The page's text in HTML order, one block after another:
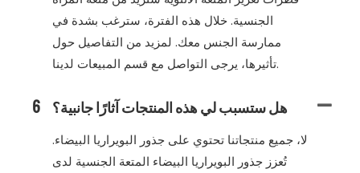
الجنسية. خلال هذه الفترة، سترغب بشدة في
ممارسة الجنس معك. لمزيد من التفاصيل حول
تأثيرها، يرجى التواصل مع قسم المبيعات لدينا.
6 هل ستسبب لي هذه المنتجات آثارًا جانبية؟
لا، جميع منتجاتنا تحتوي على جذور البويراريا البيضاء.
تُعزز جذور البويراريا البيضاء المتعة الجنسية لدى